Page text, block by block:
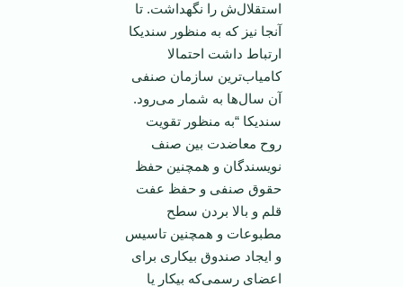
استقلال‌ش را نگهداشت. تا
آنجا نیز که به منظور سندیکا
ارتباط داشت احتمالا
کامیاب‌ترین سازمان صنفی
آن سال‌ها به شمار می‌رود.
سندیکا “به منظور تقویت
روح معاضدت بین صنف
نویسندگان و همچنین حفظ
حقوق صنفی و حفظ عفت
قلم و بالا بردن سطح
مطبوعات و همچنین تاسیس
و ‌ایجاد صندوق بیکاری برای
اعضای رسمی‌که بیکار یا